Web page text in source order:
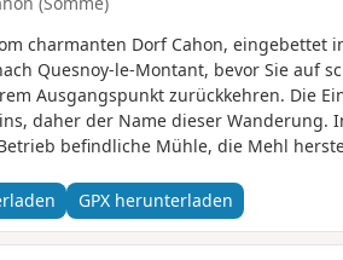
charmanten Dorf Cahon, eingebettet
Quesnoy-le-Montant, bevor Sie auf
Ausgangspunkt zurückkehren. Die
daher der Name dieser Wanderung.
befindliche Mühle, die Mehl
Wanderung, die Gastronomie und
GPX herunterladen